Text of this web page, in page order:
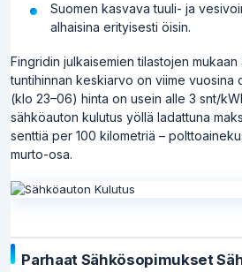
Suomen kasvava tuuli- ja
alhaisina erityisesti öisin.
Fingridin julkaisemien tilastojen
tuntihinnan keskiarvo on viime vuosina
(klo 23–06) hinta on usein alle 3 snt/
sähköauton kulutus yöllä ladattuna
senttiä per 100 kilometriä –
murto-osa.
Parhaat Sähkösopimukset